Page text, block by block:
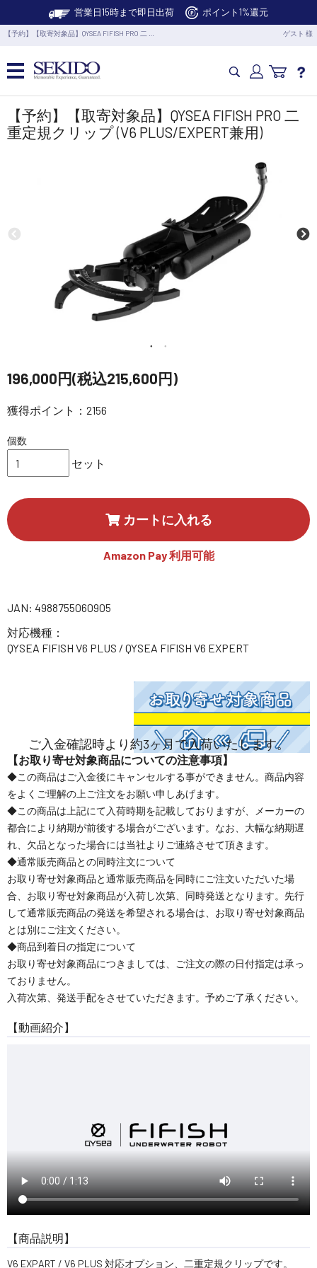
営業日15時まで即日出荷 ポイント1%還元
【予約】【取寄対象品】QYSEA FIFISH PRO 二 … ゲスト 様
カメラドローン・生活家電
水中ドローン(ROV)・水中スクーター
RC・ロボット部品
定期配信!
サポート・Q&A / 法人・学生のお客様
SEKIDO
【予約】【取寄対象品】QYSEA FIFISH PRO 二
重定規クリップ (V6 PLUS/EXPERT兼用)
196,000円(税込215,600円)
獲得ポイント：2156
個数
セット
カートに入れる
Amazon Pay 利用可能
JAN: 4988755060905
対応機種：
QYSEA FIFISH V6 PLUS / QYSEA FIFISH V6 EXPERT
ご入金確認時より約3ヶ月で入荷いたします。
【お取り寄せ対象商品についての注意事項】
◆この商品はご入金後にキャンセルする事ができません。商品内容
をよくご理解の上ご注文をお願い申しあげます。
◆この商品は上記にて入荷時期を記載しておりますが、メーカーの
都合により納期が前後する場合がございます。なお、大幅な納期遅
れ、欠品となった場合には当社よりご連絡させて頂きます。
◆通常販売商品との同時注文について
お取り寄せ対象商品と通常販売商品を同時にご注文いただいた場
合、お取り寄せ対象商品が入荷し次第、同時発送となります。先行
して通常販売商品の発送を希望される場合は、お取り寄せ対象商品
とは別にご注文ください。
◆商品到着日の指定について
お取り寄せ対象商品につきましては、ご注文の際の日付指定は承っ
ておりません。
入荷次第、発送手配をさせていただきます。予めご了承ください。
【動画紹介】
【商品説明】
V6 EXPART / V6 PLUS 対応オプション、二重定規クリップです。